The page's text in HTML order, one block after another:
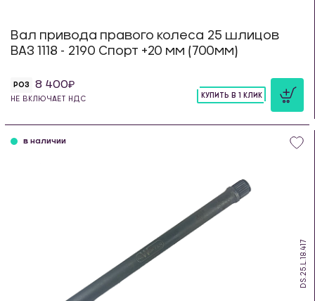
Вал привода правого колеса 25 шлицов
ВАЗ 1118 - 2190 Спорт +20 мм (700мм)
РОЗ 8 400
НЕ ВКЛЮЧАЕТ НДС
КУПИТЬ В 1 КЛИК
DS.25.L.18.417
в наличии